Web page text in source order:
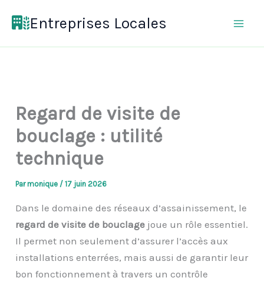
Entreprises Locales
Regard de visite de
bouclage : utilité
technique
Parmonique /17 juin 2026
Dans le domaine des réseaux d’assainissement, le
regard de visite de bouclage joue un rôle essentiel.
Il permet non seulement d’assurer l’accès aux
installations enterrées, mais aussi de garantir leur
bon fonctionnement à travers un contrôle